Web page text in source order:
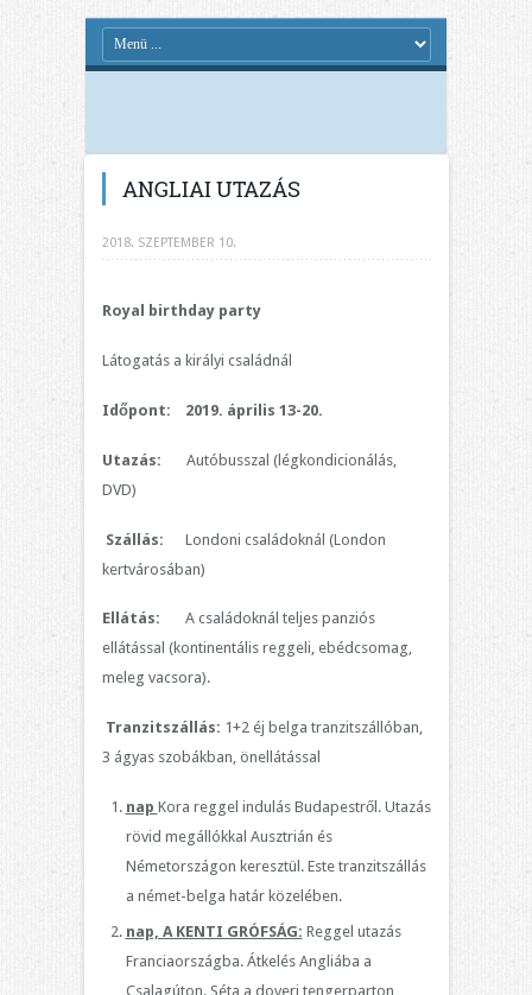
ANGLIAI UTAZÁS
2018. SZEPTEMBER 10.
Royal birthday party
Látogatás a királyi családnál
Időpont: 2019. április 13-20.
Utazás: Autóbusszal (légkondicionálás,
DVD)
Szállás: Londoni családoknál (London
kertvárosában)
Ellátás: A családoknál teljes panziós
ellátással (kontinentális reggeli, ebédcsomag,
meleg vacsora).
Tranzitszállás: 1+2 éj belga tranzitszállóban,
3 ágyas szobákban, önellátással
nap Kora reggel indulás Budapestről. Utazás
rövid megállókkal Ausztrián és
Németországon keresztül. Este tranzitszállás
a német-belga határ közelében.
nap, A KENTI GRÓFSÁG: Reggel utazás
Franciaországba. Átkelés Angliába a
Csalagúton. Séta a doveri tengerparton